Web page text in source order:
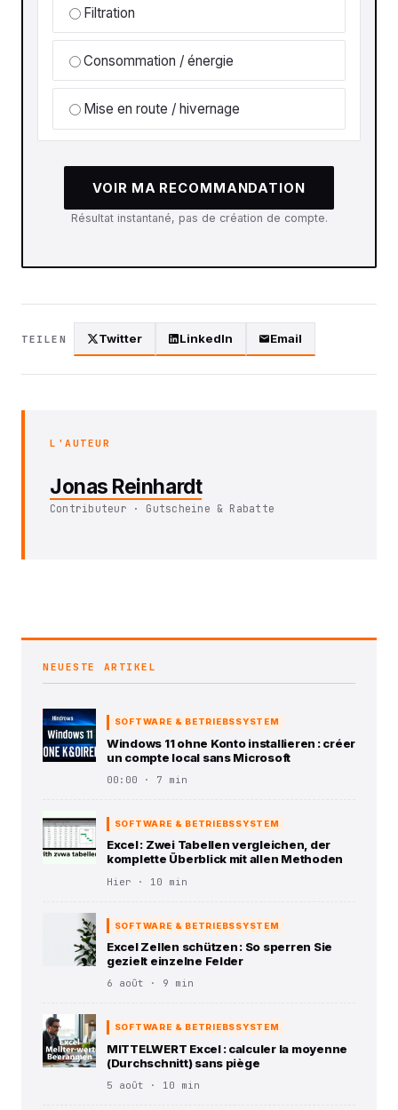
Filtration
Consommation / énergie
Mise en route / hivernage
VOIR MA RECOMMANDATION
Résultat instantané, pas de création de compte.
TEILEN Twitter LinkedIn Email
L'AUTEUR
Jonas Reinhardt
Contributeur · Gutscheine & Rabatte
NEUESTE ARTIKEL
SOFTWARE & BETRIEBSSYSTEM
Windows 11 ohne Konto installieren : créer
un compte local sans Microsoft
00:00 · 7 min
SOFTWARE & BETRIEBSSYSTEM
Excel : Zwei Tabellen vergleichen, der
komplette Überblick mit allen Methoden
Hier · 10 min
SOFTWARE & BETRIEBSSYSTEM
Excel Zellen schützen : So sperren Sie
gezielt einzelne Felder
6 août · 9 min
SOFTWARE & BETRIEBSSYSTEM
MITTELWERT Excel : calculer la moyenne
(Durchschnitt) sans piège
5 août · 10 min